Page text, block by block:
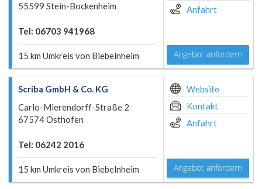
55599 Stein-Bockenheim
Tel: 06703 941968
15 km Umkreis von Biebelnheim
Anfahrt
Angebot anfordern
Scriba GmbH & Co. KG
Carlo-Mierendorff-Straße 2
67574 Osthofen
Tel: 06242 2016
15 km Umkreis von Biebelnheim
Website
Kontakt
Anfahrt
Angebot anfordern